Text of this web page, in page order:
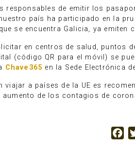
responsables de emitir los
país ha participado en la
se encuentra Galicia, ya
en centros de salud, puntos
(código QR para el móvil) se
Chave365 en la Sede Electrónica
viajar a países de la UE es
aumento de los contagios de